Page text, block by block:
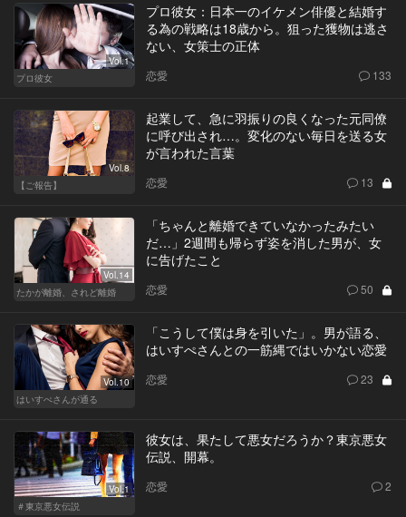
Vol.1
プロ彼女
プロ彼女：日本一のイケメン俳優と結婚す
る為の戦略は18歳から。狙った獲物は逃さ
ない、女策士の正体
恋愛 133
Vol.8
【ご報告】
起業して、急に羽振りの良くなった元同僚
に呼び出され…。変化のない毎日を送る女
が言われた言葉
恋愛 13
Vol.14
たかが離婚、されど離婚
「ちゃんと離婚できていなかったみたい
だ…」2週間も帰らず姿を消した男が、女
に告げたこと
恋愛 50
Vol.10
はいすぺさんが通る
「こうして僕は身を引いた」。男が語る、
はいすぺさんとの一筋縄ではいかない恋愛
恋愛 23
Vol.1
＃東京悪女伝説
彼女は、果たして悪女だろうか？東京悪女
伝説、開幕。
恋愛 2